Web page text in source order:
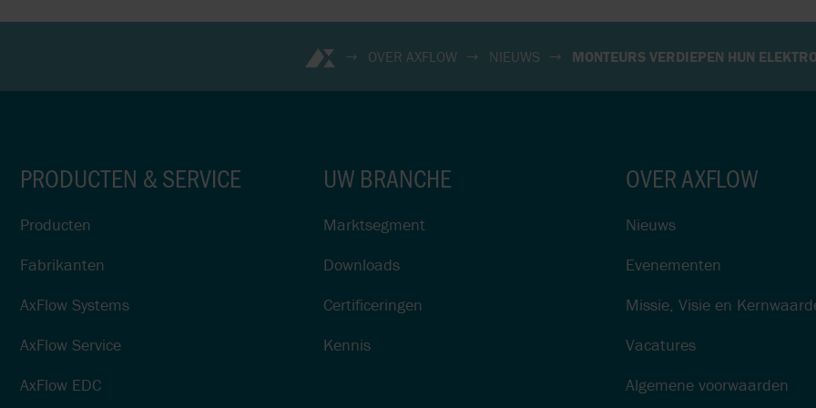
OVER AXFLOW NIEUWS MONTEURS VERDIEPEN HUN
PRODUCTEN & SERVICE
Producten
Fabrikanten
AxFlow Systems
AxFlow Service
AxFlow EDC
UW BRANCHE
Marktsegment
Downloads
Certificeringen
Kennis
OVER AXFLOW
Nieuws
Evenementen
Missie, Visie en
Vacatures
Algemene voorwaarden